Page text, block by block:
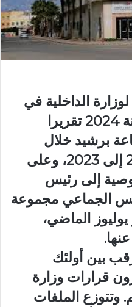
الداخلية في
وقت سابق من نهاية سنة 2024 تقريرا
برشيد خلال
الفترة الممتدة من 2017 إلى 2023، وعلى
إلى رئيس
الجماعي مجموعة
الماضي،
بين أولئك
قرارات وزارة
وتتوزع الملفات